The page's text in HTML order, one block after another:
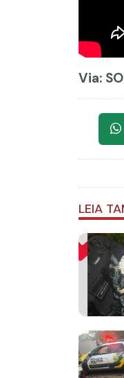
Via:
LEIA